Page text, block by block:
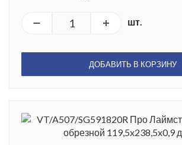
шт.
ДОБАВИТЬ В КОРЗИНУ